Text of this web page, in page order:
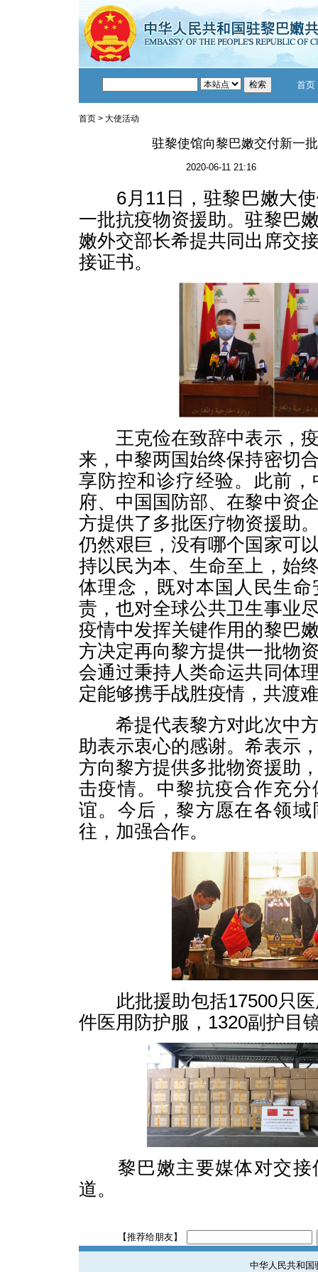
首页
首页 > 大使活动
驻黎使馆向黎巴嫩交付新一
2020-06-11 21:16
6月11日，驻黎巴嫩大使
一批抗疫物资援助。驻黎巴
嫩外交部长希提共同出席交
接证书。
王克俭在致辞中表示，疫
来，中黎两国始终保持密切
享防控和诊疗经验。此前
府、中国国防部、在黎中资
方提供了多批医疗物资援助
仍然艰巨，没有哪个国家可
持以民为本、生命至上，始
体理念，既对本国人民生
责，也对全球公共卫生事业
疫情中发挥关键作用的黎巴
方决定再向黎方提供一批物
会通过秉持人类命运共同体
定能够携手战胜疫情，共渡
希提代表黎方对此次中方
助表示衷心的感谢。希表示
方向黎方提供多批物资援助
击疫情。中黎抗疫合作充
谊。今后，黎方愿在各领
往，加强合作。
此批援助包括17500只医
件医用防护服，1320副护目
黎巴嫩主要媒体对交接
道。
【推荐给朋友】
中华人民共和国